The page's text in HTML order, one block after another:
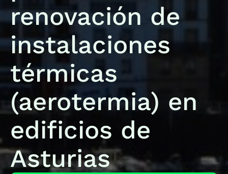
renovación de
instalaciones
térmicas
(aerotermia) en
edificios de
Asturias